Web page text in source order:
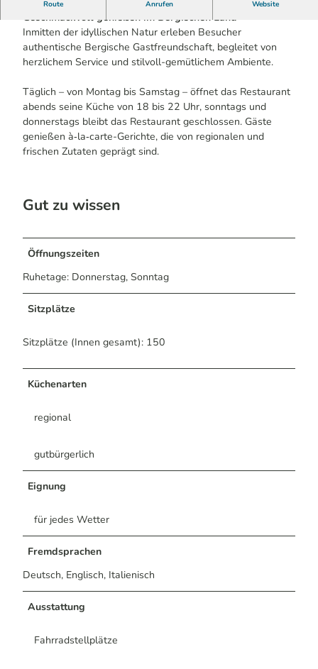
Route Anrufen Website
Restaurant im Landhotel Goldener Acker –
Geschmackvoll genießen im Bergischen Land
Inmitten der idyllischen Natur erleben Besucher
authentische Bergische Gastfreundschaft, begleitet von
herzlichem Service und stilvoll-gemütlichem Ambiente.
Täglich – von Montag bis Samstag – öffnet das Restaurant
abends seine Küche von 18 bis 22 Uhr, sonntags und
donnerstags bleibt das Restaurant geschlossen. Gäste
genießen à‑la‑carte-Gerichte, die von regionalen und
frischen Zutaten geprägt sind.
Gut zu wissen
Öffnungszeiten
Ruhetage: Donnerstag, Sonntag
Sitzplätze
Sitzplätze (Innen gesamt): 150
Küchenarten
regional
gutbürgerlich
Eignung
für jedes Wetter
Fremdsprachen
Deutsch, Englisch, Italienisch
Ausstattung
Fahrradstellplätze